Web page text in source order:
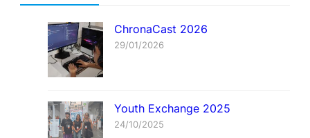
ChronaCast 2026
29/01/2026
Youth Exchange 2025
24/10/2025